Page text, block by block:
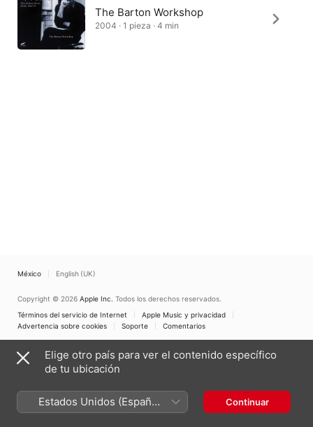
The Barton Workshop
2004 · 1 pieza · 4 min
México English (UK)
Copyright © 2026 Apple Inc. Todos los derechos reservados.
Términos del servicio de Internet
Apple Music y privacidad
Advertencia sobre cookies
Soporte Comentarios
Elige otro país para ver el contenido específico
de tu ubicación
Estados Unidos (Español
México)
Continuar